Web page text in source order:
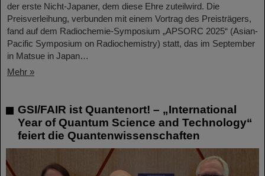
der erste Nicht-Japaner, dem diese Ehre zuteilwird. Die
Preisverleihung, verbunden mit einem Vortrag des Preisträgers,
fand auf dem Radiochemie-Symposium „APSORC 2025“ (Asian-
Pacific Symposium on Radiochemistry) statt, das im September
in Matsue in Japan…
Mehr »
GSI/FAIR ist Quantenort! – „International
Year of Quantum Science and Technology“
feiert die Quantenwissenschaften